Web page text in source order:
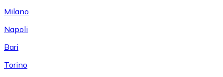
Milano
Napoli
Bari
Torino